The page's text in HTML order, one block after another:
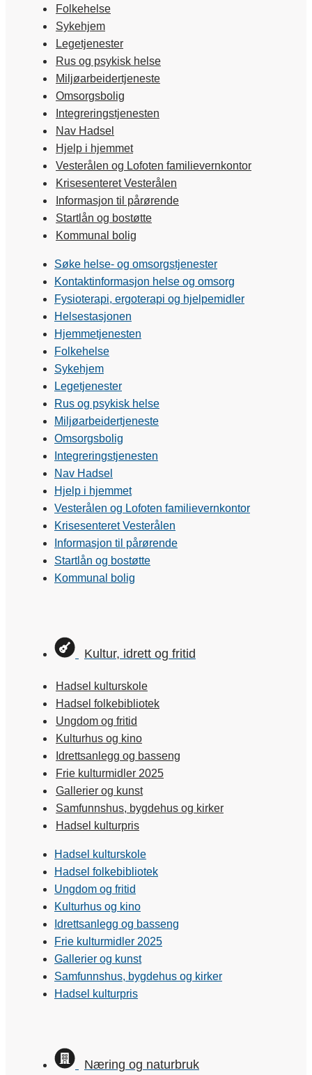
Folkehelse
Sykehjem
Legetjenester
Rus og psykisk helse
Miljøarbeidertjeneste
Omsorgsbolig
Integreringstjenesten
Nav Hadsel
Hjelp i hjemmet
Vesterålen og Lofoten familievernkontor
Krisesenteret Vesterålen
Informasjon til pårørende
Startlån og bostøtte
Kommunal bolig
Søke helse- og omsorgstjenester
Kontaktinformasjon helse og omsorg
Fysioterapi, ergoterapi og hjelpemidler
Helsestasjonen
Hjemmetjenesten
Folkehelse
Sykehjem
Legetjenester
Rus og psykisk helse
Miljøarbeidertjeneste
Omsorgsbolig
Integreringstjenesten
Nav Hadsel
Hjelp i hjemmet
Vesterålen og Lofoten familievernkontor
Krisesenteret Vesterålen
Informasjon til pårørende
Startlån og bostøtte
Kommunal bolig
Kultur, idrett og fritid
Hadsel kulturskole
Hadsel folkebibliotek
Ungdom og fritid
Kulturhus og kino
Idrettsanlegg og basseng
Frie kulturmidler 2025
Gallerier og kunst
Samfunnshus, bygdehus og kirker
Hadsel kulturpris
Hadsel kulturskole
Hadsel folkebibliotek
Ungdom og fritid
Kulturhus og kino
Idrettsanlegg og basseng
Frie kulturmidler 2025
Gallerier og kunst
Samfunnshus, bygdehus og kirker
Hadsel kulturpris
Næring og naturbruk